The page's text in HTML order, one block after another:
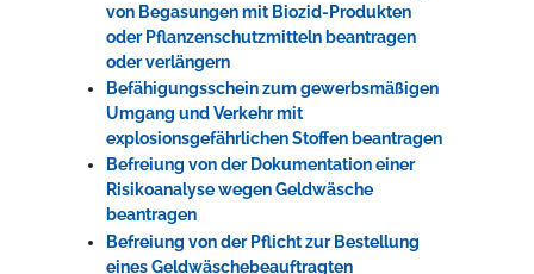
von Begasungen mit Biozid-Produkten
oder Pflanzenschutzmitteln beantragen
oder verlängern
Befähigungsschein zum gewerbsmäßigen
Umgang und Verkehr mit
explosionsgefährlichen Stoffen beantragen
Befreiung von der Dokumentation einer
Risikoanalyse wegen Geldwäsche
beantragen
Befreiung von der Pflicht zur Bestellung
eines Geldwäschebeauftragten